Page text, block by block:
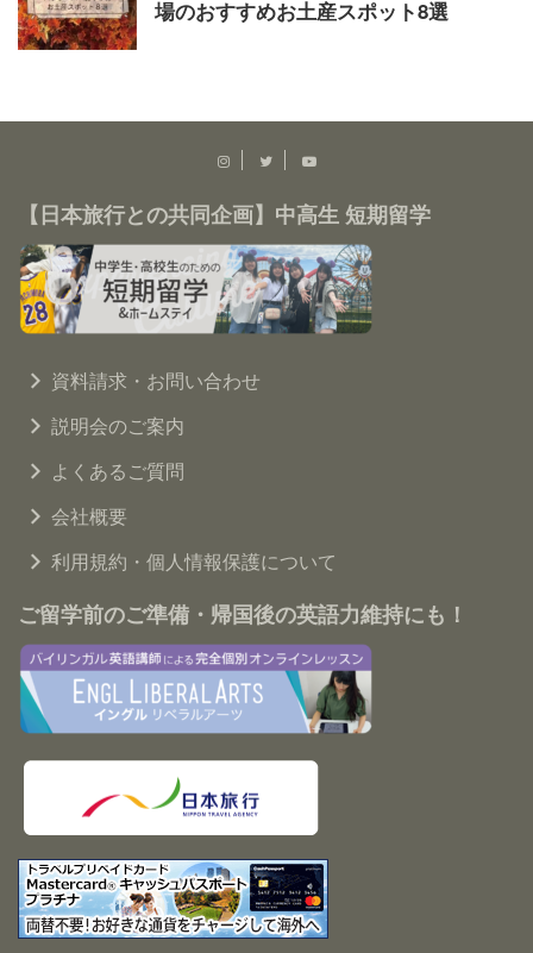
場のおすすめお土産スポット8選
【日本旅行との共同企画】中高生 短期留学
資料請求・お問い合わせ
説明会のご案内
よくあるご質問
会社概要
利用規約・個人情報保護について
ご留学前のご準備・帰国後の英語力維持にも！